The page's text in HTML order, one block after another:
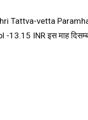
Tattva-vetta
INR इस माह